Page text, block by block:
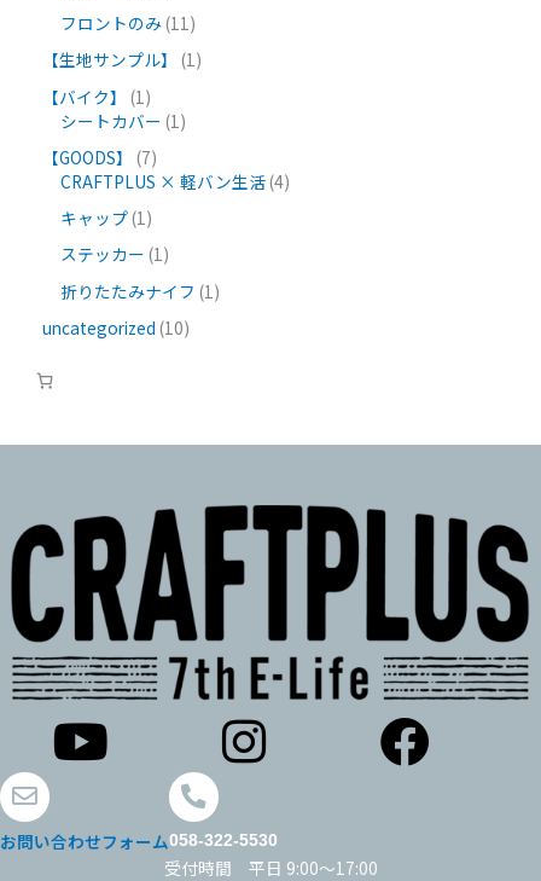
フロントのみ 11
【生地サンプル】
1
【バイク】
1
シートカバー 1
【GOODS】
7
CRAFTPLUS × 軽バン生活 4
キャップ 1
ステッカー 1
折りたたみナイフ 1
uncategorized 10
お問い合わせフォーム058-322-5530
受付時間 平日 9:00～17:00